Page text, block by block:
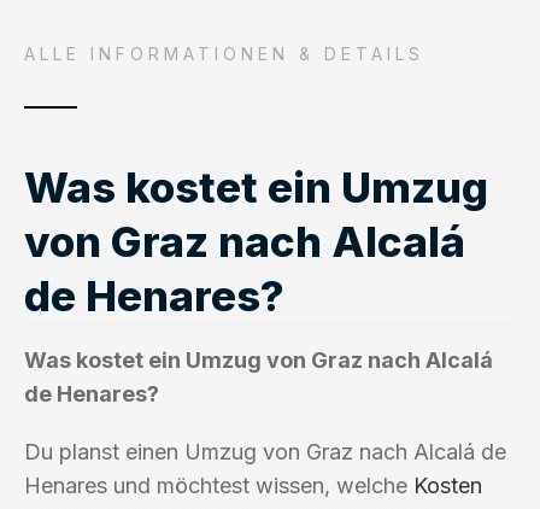
ALLE INFORMATIONEN & DETAILS
Was kostet ein Umzug
von Graz nach Alcalá
de Henares?
Was kostet ein Umzug von Graz nach Alcalá
de Henares?
Du planst einen Umzug von Graz nach Alcalá de
Henares und möchtest wissen, welche Kosten